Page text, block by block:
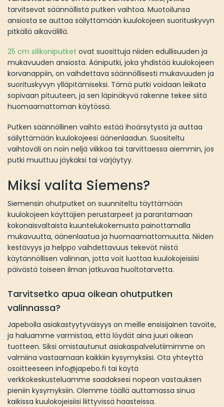
tarvitsevat säännöllistä putken vaihtoa. Muotoilunsa
ansiosta se auttaa säilyttämään kuulokojeen suorituskyvyn
pitkällä aikavälillä.
25 cm silikoniputket ovat suosittuja niiden edullisuuden ja
mukavuuden ansiosta. Ääniputki, joka yhdistää kuulokojeen
korvanappiin, on vaihdettava säännöllisesti mukavuuden ja
suorituskyvyn ylläpitämiseksi. Tämä putki voidaan leikata
sopivaan pituuteen, ja sen läpinäkyvä rakenne tekee siitä
huomaamattoman käytössä.
Putken säännöllinen vaihto estää ihoärsytystä ja auttaa
säilyttämään kuulokojeesi äänenlaadun. Suositeltu
vaihtoväli on noin neljä viikkoa tai tarvittaessa aiemmin, jos
putki muuttuu jäykäksi tai värjäytyy.
Miksi valita Siemens?
Siemensin ohutputket on suunniteltu täyttämään
kuulokojeen käyttäjien perustarpeet ja parantamaan
kokonaisvaltaista kuuntelukokemusta painottamalla
mukavuutta, äänenlaatua ja huomaamattomuutta. Niiden
kestävyys ja helppo vaihdettavuus tekevät niistä
käytännöllisen valinnan, jotta voit luottaa kuulokojeisiisi
päivästä toiseen ilman jatkuvaa huoltotarvetta.
Tarvitsetko apua oikean ohutputken
valinnassa?
Japebolla asiakastyytyväisyys on meille ensisijainen tavoite,
ja haluamme varmistaa, että löydät aina juuri oikean
tuotteen. Siksi omistautunut asiakaspalvelutiimimme on
valmiina vastaamaan kaikkiin kysymyksiisi. Ota yhteyttä
osoitteeseen info@japebo.fi tai käytä
verkkokeskusteluamme saadaksesi nopean vastauksen
pieniin kysymyksiin. Olemme täällä auttamassa sinua
kaikissa kuulokojeisiisi liittyvissä haasteissa.